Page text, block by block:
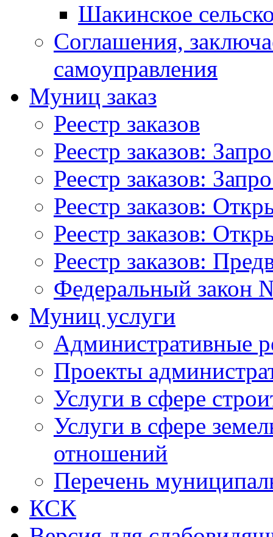
Шакинское
Соглашения,
самоуправления
Муниц заказ
Реестр заказов
Реестр заказов:
Реестр заказов:
Реестр заказов:
Реестр заказов:
Реестр заказов:
Федеральный закон
Муниц услуги
Административные
Проекты
Услуги в сфере
Услуги в сфере
отношений
Перечень
КСК